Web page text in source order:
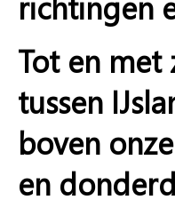
Tot en
tussen
boven
en